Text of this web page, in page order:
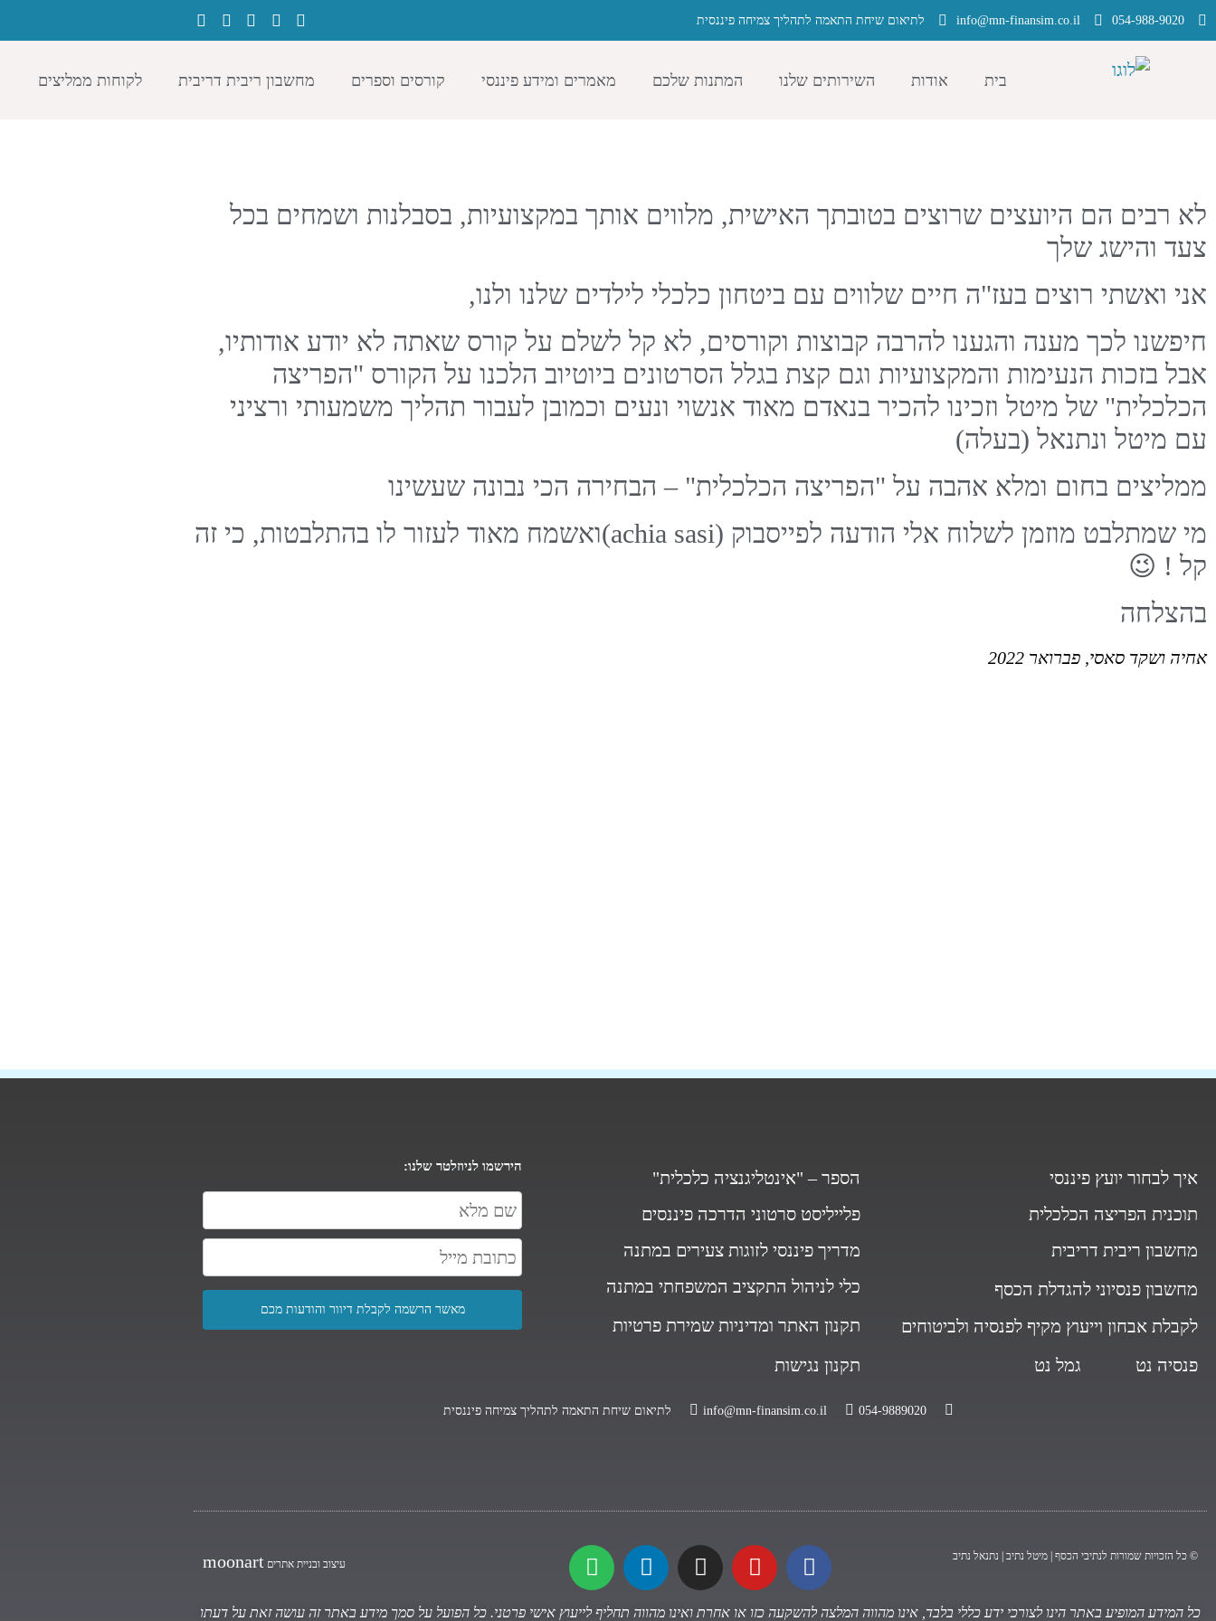
054-988-9020
info@mn-finansim.co.il לתיאום שיחת התאמה לתהליך צמיחה פיננסית
בית אודות השירותים שלנו המתנות שלכם מאמרים ומידע פיננסי קורסים וספרים מחשבון ריבית דריבית לקוחות ממליצים
לא רבים הם היועצים שרוצים בטובתך האישית, מלווים אותך במקצועיות, בסבלנות ושמחים בכל
צעד והישג שלך
אני ואשתי רוצים בעז"ה חיים שלווים עם ביטחון כלכלי לילדים שלנו ולנו,
חיפשנו לכך מענה והגענו להרבה קבוצות וקורסים, לא קל לשלם על קורס שאתה לא יודע אודותיו,
אבל בזכות הנעימות והמקצועיות וגם קצת בגלל הסרטונים ביוטיוב הלכנו על הקורס "הפריצה
הכלכלית" של מיטל וזכינו להכיר בנאדם מאוד אנשוי ונעים וכמובן לעבור תהליך משמעותי ורציני
עם מיטל ונתנאל (בעלה)
ממליצים בחום ומלא אהבה על "הפריצה הכלכלית" – הבחירה הכי נבונה שעשינו
מי שמתלבט מוזמן לשלוח אלי הודעה לפייסבוק (achia sasi)ואשמח מאוד לעזור לו בהתלבטות, כי זה
קל ! 😉
בהצלחה
אחיה ושקד סאסי, פברואר 2022
איך לבחור יועץ פיננסי
תוכנית הפריצה הכלכלית
מחשבון ריבית דריבית
מחשבון פנסיוני להגדלת הכסף
לקבלת אבחון וייעוץ מקיף לפנסיה ולביטוחים
פנסיה נט
גמל נט
הספר – "אינטליגנציה כלכלית"
פלייליסט סרטוני הדרכה פיננסים
מדריך פיננסי לזוגות צעירים במתנה
כלי לניהול התקציב המשפחתי במתנה
תקנון האתר ומדיניות שמירת פרטיות
תקנון נגישות
הירשמו לניוזלטר שלנו:
054-9889020
info@mn-finansim.co.il לתיאום שיחת התאמה לתהליך צמיחה פיננסית
© כל הזכויות שמורות לנתיבי הכסף | מיטל נתיב | נתנאל נתיב
עיצוב ובניית אתרים moonart
כל המידע המופיע באתר הינו לצורכי ידע כללי בלבד, אינו מהווה המלצה להשקעה כזו או אחרת ואינו מהווה תחליף לייעוץ אישי פרטני. כל הפועל על סמך מידע באתר זה עושה זאת על דעתו